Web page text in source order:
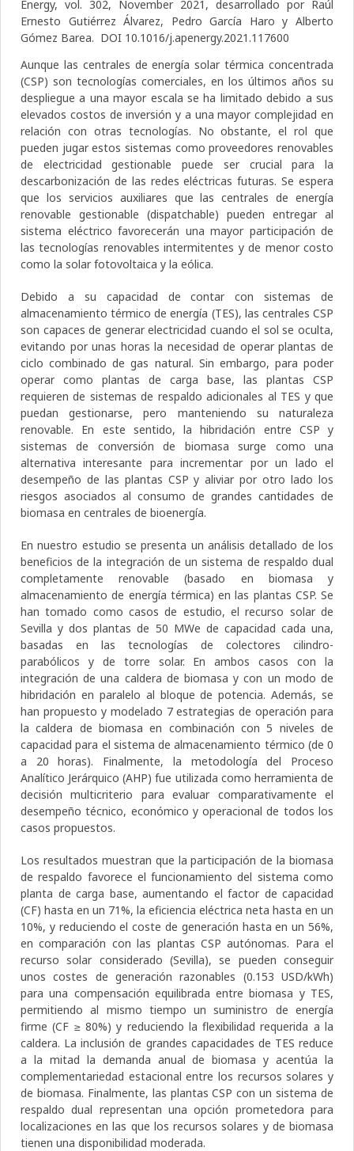
Energy, vol. 302, November 2021, desarrollado por Raúl
Ernesto Gutiérrez Álvarez, Pedro García Haro y Alberto
Gómez Barea. DOI 10.1016/j.apenergy.2021.117600
Aunque las centrales de energía solar térmica concentrada
(CSP) son tecnologías comerciales, en los últimos años su
despliegue a una mayor escala se ha limitado debido a sus
elevados costos de inversión y a una mayor complejidad en
relación con otras tecnologías. No obstante, el rol que
pueden jugar estos sistemas como proveedores renovables
de electricidad gestionable puede ser crucial para la
descarbonización de las redes eléctricas futuras. Se espera
que los servicios auxiliares que las centrales de energía
renovable gestionable (dispatchable) pueden entregar al
sistema eléctrico favorecerán una mayor participación de
las tecnologías renovables intermitentes y de menor costo
como la solar fotovoltaica y la eólica.
Debido a su capacidad de contar con sistemas de
almacenamiento térmico de energía (TES), las centrales CSP
son capaces de generar electricidad cuando el sol se oculta,
evitando por unas horas la necesidad de operar plantas de
ciclo combinado de gas natural. Sin embargo, para poder
operar como plantas de carga base, las plantas CSP
requieren de sistemas de respaldo adicionales al TES y que
puedan gestionarse, pero manteniendo su naturaleza
renovable. En este sentido, la hibridación entre CSP y
sistemas de conversión de biomasa surge como una
alternativa interesante para incrementar por un lado el
desempeño de las plantas CSP y aliviar por otro lado los
riesgos asociados al consumo de grandes cantidades de
biomasa en centrales de bioenergía.
En nuestro estudio se presenta un análisis detallado de los
beneficios de la integración de un sistema de respaldo dual
completamente renovable (basado en biomasa y
almacenamiento de energía térmica) en las plantas CSP. Se
han tomado como casos de estudio, el recurso solar de
Sevilla y dos plantas de 50 MWe de capacidad cada una,
basadas en las tecnologías de colectores cilindro-
parabólicos y de torre solar. En ambos casos con la
integración de una caldera de biomasa y con un modo de
hibridación en paralelo al bloque de potencia. Además, se
han propuesto y modelado 7 estrategias de operación para
la caldera de biomasa en combinación con 5 niveles de
capacidad para el sistema de almacenamiento térmico (de 0
a 20 horas). Finalmente, la metodología del Proceso
Analítico Jerárquico (AHP) fue utilizada como herramienta de
decisión multicriterio para evaluar comparativamente el
desempeño técnico, económico y operacional de todos los
casos propuestos.
Los resultados muestran que la participación de la biomasa
de respaldo favorece el funcionamiento del sistema como
planta de carga base, aumentando el factor de capacidad
(CF) hasta en un 71%, la eficiencia eléctrica neta hasta en un
10%, y reduciendo el coste de generación hasta en un 56%,
en comparación con las plantas CSP autónomas. Para el
recurso solar considerado (Sevilla), se pueden conseguir
unos costes de generación razonables (0.153 USD/kWh)
para una compensación equilibrada entre biomasa y TES,
permitiendo al mismo tiempo un suministro de energía
firme (CF ≥ 80%) y reduciendo la flexibilidad requerida a la
caldera. La inclusión de grandes capacidades de TES reduce
a la mitad la demanda anual de biomasa y acentúa la
complementariedad estacional entre los recursos solares y
de biomasa. Finalmente, las plantas CSP con un sistema de
respaldo dual representan una opción prometedora para
localizaciones en las que los recursos solares y de biomasa
tienen una disponibilidad moderada.